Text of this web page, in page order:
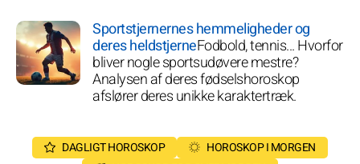
Sportstjernernes hemmeligheder og
deres heldstjerneFodbold, tennis... Hvorfor
bliver nogle sportsudøvere mestre?
Analysen af deres fødselshoroskop
afslører deres unikke karaktertræk.
DAGLIGT HOROSKOP
HOROSKOP I MORGEN